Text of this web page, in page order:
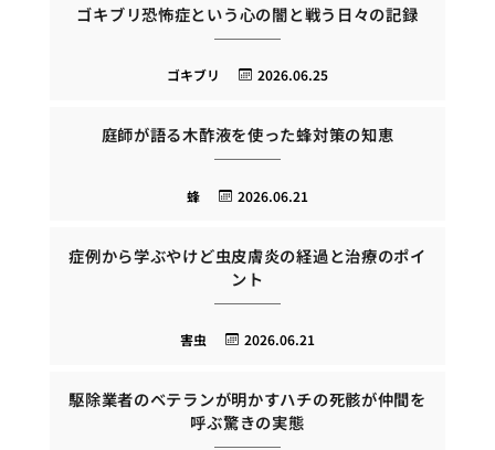
ゴキブリ恐怖症という心の闇と戦う日々の記録
2026.06.25
ゴキブリ
庭師が語る木酢液を使った蜂対策の知恵
2026.06.21
蜂
症例から学ぶやけど虫皮膚炎の経過と治療のポイ
ント
2026.06.21
害虫
駆除業者のベテランが明かすハチの死骸が仲間を
呼ぶ驚きの実態